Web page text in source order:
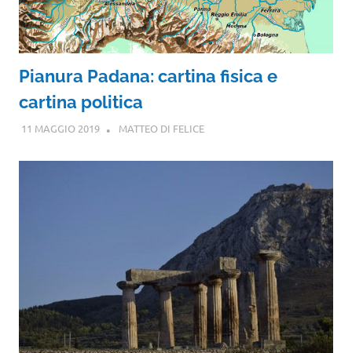
Pianura Padana: cartina fisica e
cartina politica
11 MAGGIO 2019 MATTEO DI FELICE